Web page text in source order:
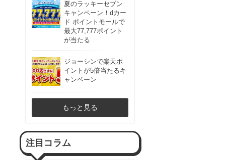
夏のラッキーセブン
キャンペーン！dカー
ド ポイントモールで
最大77,777ポイント
が当たる
ジョーシンで楽天ポ
イントが5倍当たるキ
ャンペーン
もっと見る
注目コラム